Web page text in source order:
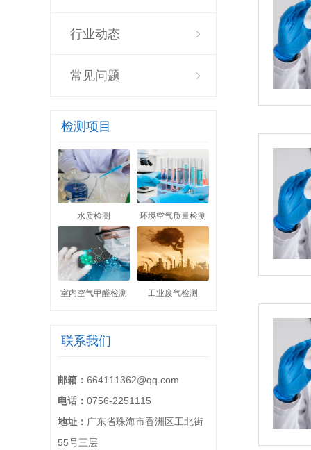
行业动态
常见问题
检测项目
水质检测 环境空气质量检测
室内空气甲醛检测 工业废气检测
联系我们
邮箱： 664111362@qq.com
电话： 0756-2251115
地址： 广东省珠海市香洲区工北街
55号三层